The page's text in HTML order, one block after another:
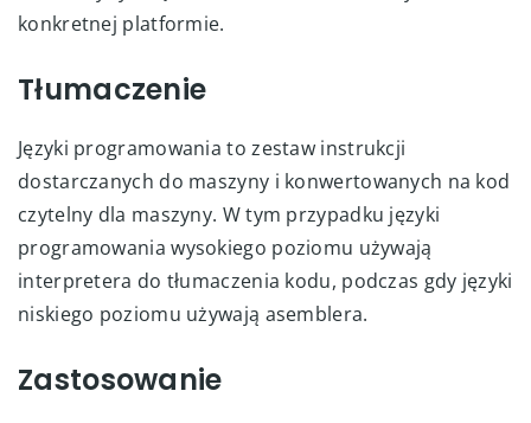
konkretnej platformie.
Tłumaczenie
Języki programowania to zestaw instrukcji
dostarczanych do maszyny i konwertowanych na kod
czytelny dla maszyny. W tym przypadku języki
programowania wysokiego poziomu używają
interpretera do tłumaczenia kodu, podczas gdy języki
niskiego poziomu używają asemblera.
Zastosowanie